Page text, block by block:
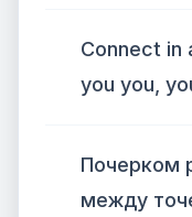
Connect in
you you,
Почерком
между